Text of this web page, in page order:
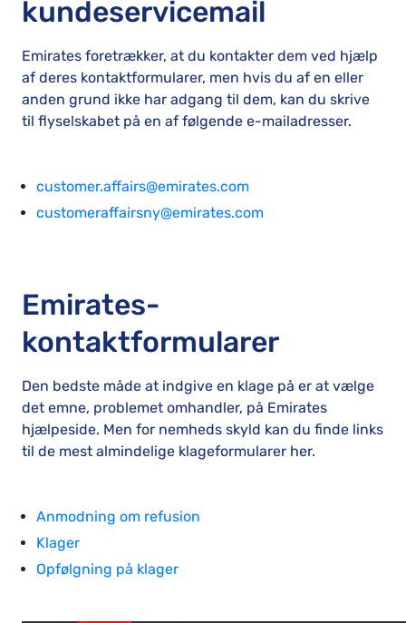
kundeservicemail
Emirates foretrækker, at du kontakter dem ved hjælp
af deres kontaktformularer, men hvis du af en eller
anden grund ikke har adgang til dem, kan du skrive
til flyselskabet på en af følgende e-mailadresser.
customer.affairs@emirates.com
customeraffairsny@emirates.com
Emirates-
kontaktformularer
Den bedste måde at indgive en klage på er at vælge
det emne, problemet omhandler, på Emirates
hjælpeside. Men for nemheds skyld kan du finde links
til de mest almindelige klageformularer her.
Anmodning om refusion
Klager
Opfølgning på klager